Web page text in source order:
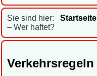
Sie sind hier: Startseite
– Wer haftet?
Verkehrsregeln